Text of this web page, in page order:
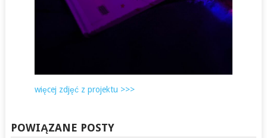
więcej zdjęć z projektu >>>
POWIĄZANE POSTY